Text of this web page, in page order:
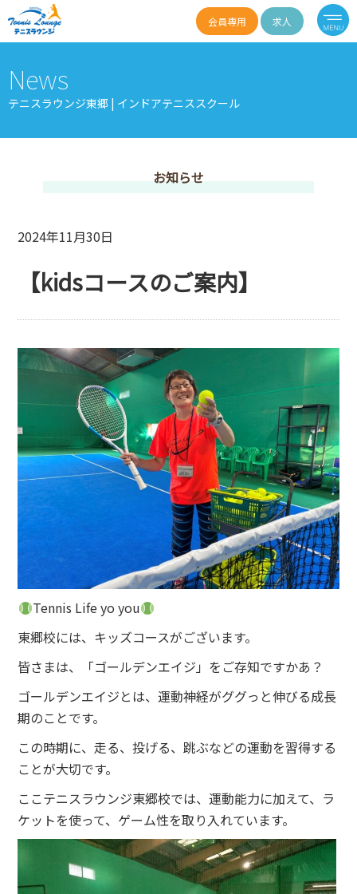
会員専用 求人
News
テニスラウンジ東郷 | インドアテニススクール
お知らせ
2024年11月30日
【kidsコースのご案内】
Tennis Life yo you
東郷校には、キッズコースがございます。
皆さまは、「ゴールデンエイジ」をご存知ですかあ？
ゴールデンエイジとは、運動神経がググっと伸びる成長
期のことです。
この時期に、走る、投げる、跳ぶなどの運動を習得する
ことが大切です。
ここテニスラウンジ東郷校では、運動能力に加えて、ラ
ケットを使って、ゲーム性を取り入れています。